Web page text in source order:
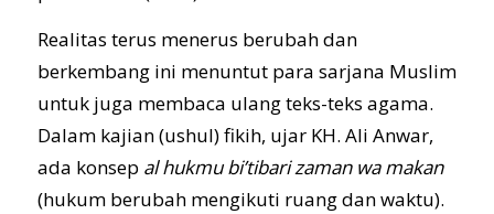
Realitas terus menerus berubah dan
berkembang ini menuntut para sarjana Muslim
untuk juga membaca ulang teks-teks agama.
Dalam kajian (ushul) fikih, ujar KH. Ali Anwar,
ada konsep al hukmu bi’tibari zaman wa makan
(hukum berubah mengikuti ruang dan waktu).